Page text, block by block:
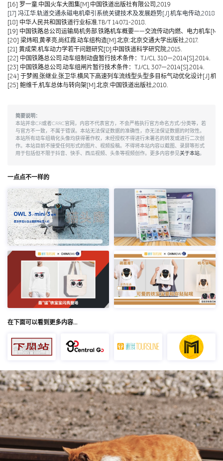
[16] 罗一童.中国火车大图集[M].中国铁道出版社有限公司,2019
[17] 冯江华.轨道交通永磁电机牵引系统关键技术及发展趋势[J].机车电传动
[18] 中华人民共和国铁道行业标准.TB/T 1407.1-2018.
[19] 中国铁路总公司运输局机务部.铁路机车概要——交流传动内燃、电力机车[M].
[20] 梁炜昭,黄孝亮,尚红霞.动车组构造[M].北京:北京交通大学出版社,2017.
[21] 黄成荣.机车动力学若干问题研究[D].中国铁道科学研究院,2015.
[22] 中国铁路总公司.动车组制动盘暂行技术条件：TJ/CL 310—2014[S].2014.
[23] 中国铁路总公司.动车组闸片暂行技术条件：TJ/CL 307—2014[S].2014.
[24] 于梦阁,张继业,张卫华.横风下高速列车流线型头型多目标气动优化设计[J].机
[25] 鲍维千,机车总体与转向架[M].北京:中国铁道出版社,2010.
简要说明：
本站并非CR或者CRRC官网，内容不代表官方，不会严格执行官方命名方式/分类等，若
与官方不一致，不属于错误。本站无法保证数据的准确性，亦无法保证数据的时效性。
本站所有动车组萌化头像均获得著作权，未经授权不得进行未署名的转发或进行二次创
作。本站目前不接受任何形式的图片、视频投稿。不得将本站内容以截图、录屏等形式
用于包括但不限于抖音、快手、西瓜视频、头条等视频创作。更多内容参见关于本站。
一点点不一样的
在下面可以看到更多内容…